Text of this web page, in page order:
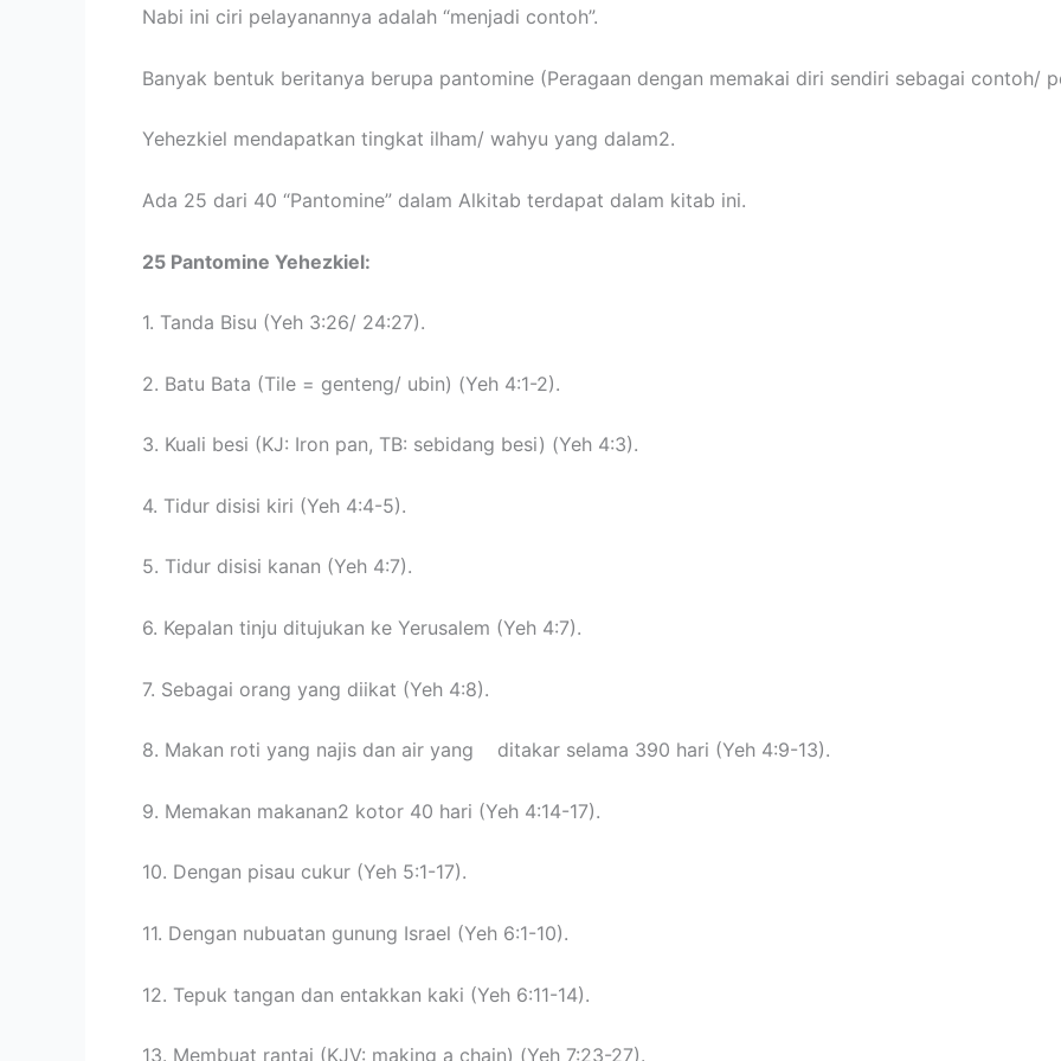
Nabi ini ciri pelayanannya adalah “menjadi contoh”.
Banyak bentuk beritanya berupa pantomine (Peragaan dengan memakai diri sendiri sebagai contoh/
Yehezkiel mendapatkan tingkat ilham/ wahyu yang dalam2.
Ada 25 dari 40 “Pantomine” dalam Alkitab terdapat dalam kitab ini.
25 Pantomine Yehezkiel:
1. Tanda Bisu (Yeh 3:26/ 24:27).
2. Batu Bata (Tile = genteng/ ubin) (Yeh 4:1-2).
3. Kuali besi (KJ: Iron pan, TB: sebidang besi) (Yeh 4:3).
4. Tidur disisi kiri (Yeh 4:4-5).
5. Tidur disisi kanan (Yeh 4:7).
6. Kepalan tinju ditujukan ke Yerusalem (Yeh 4:7).
7. Sebagai orang yang diikat (Yeh 4:8).
8. Makan roti yang najis dan air yang ditakar selama 390 hari (Yeh 4:9-13).
9. Memakan makanan2 kotor 40 hari (Yeh 4:14-17).
10. Dengan pisau cukur (Yeh 5:1-17).
11. Dengan nubuatan gunung Israel (Yeh 6:1-10).
12. Tepuk tangan dan entakkan kaki (Yeh 6:11-14).
13. Membuat rantai (KJV: making a chain) (Yeh 7:23-27).